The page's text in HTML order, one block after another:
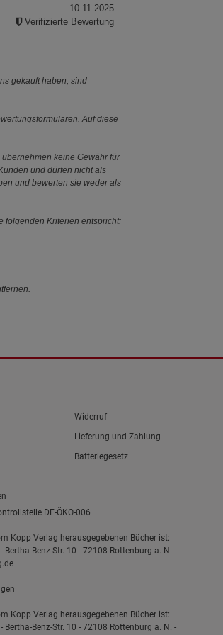
10.11.2025
Verifizierte Bewertung
gekauft haben, sind
Auf diese
keine Gewähr für
und dürfen nicht als
und bewerten sie weder als
folgenden Kriterien entspricht:
Widerruf
Lieferung und Zahlung
Batteriegesetz
DE-ÖKO-006
Kopp Verlag herausgegebenen Bücher ist:
Bertha-Benz-Str. 10 - 72108 Rottenburg a. N. -
Kopp Verlag herausgegebenen Bücher ist:
Bertha-Benz-Str. 10 - 72108 Rottenburg a. N. -